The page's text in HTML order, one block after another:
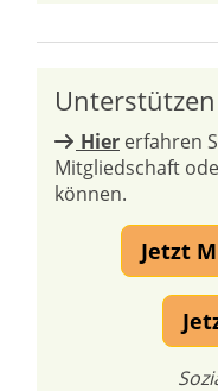
Hier erfahren
Mitgliedschaft
können.
Jetzt